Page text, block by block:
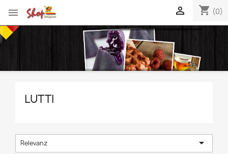
 shopping_cart (0)

LUTTI
Relevanz 